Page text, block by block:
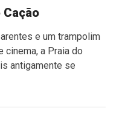
Cação
e um trampolim
cinema, a Praia do
antigamente se